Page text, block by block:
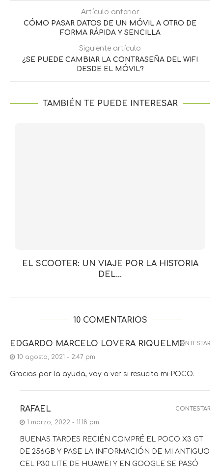
Artículo anterior
CÓMO PASAR DATOS DE UN MÓVIL A OTRO DE
FORMA RÁPIDA Y SENCILLA
Siguiente artículo
¿SE PUEDE CAMBIAR LA CONTRASEÑA DEL WIFI
DESDE EL MÓVIL?
TAMBIÉN TE PUEDE INTERESAR
EL SCOOTER: UN VIAJE POR LA HISTORIA
DEL...
10 COMENTARIOS
EDGARDO MARCELO LOVERA RIQUELME
10 agosto, 2021 - 2:47 pm
Gracias por la ayuda, voy a ver si resucita mi POCO.
CONTESTAR
RAFAEL
1 marzo, 2022 - 11:18 pm
BUENAS TARDES RECIÉN COMPRÉ EL POCO X3 GT
DE 256GB Y PASE LA INFORMACIÓN DE MI ANTIGUO
CEL P30 LITE DE HUAWEI Y EN GOOGLE SE PASÓ
CONTESTAR